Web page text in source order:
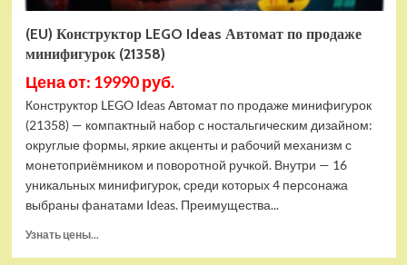
(EU) Конструктор LEGO Ideas Автомат по продаже
минифигурок (21358)
Цена от: 19990 руб.
Конструктор LEGO Ideas Автомат по продаже минифигурок
(21358) — компактный набор с ностальгическим дизайном:
округлые формы, яркие акценты и рабочий механизм с
монетоприёмником и поворотной ручкой. Внутри — 16
уникальных минифигурок, среди которых 4 персонажа
выбраны фанатами Ideas. Преимущества...
Узнать цены...